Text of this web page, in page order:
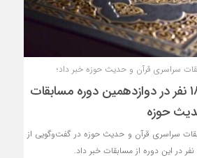
سراسری قرآن و حدیث حوزه خبر داد؛
ثبت‌نام بیش از ۱۸۰۰ نفر در دوازدهمین دوره مسابقات
حوزه
سراسری قرآن و حدیث حوزه در گفت‌وگویی از